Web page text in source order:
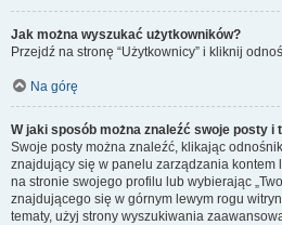
Jak można wyszukać użytkowników?
Przejdź na stronę “Użytkownicy” i kliknij
Na górę
W jaki sposób można znaleźć swoje posty i
Swoje posty można znaleźć, klikając
znajdujący się w panelu zarządzania kontem
na stronie swojego profilu lub wybierając
znajdującego się w górnym lewym rogu
tematy, użyj strony wyszukiwania